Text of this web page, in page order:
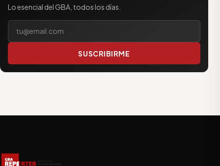
Lo esencial del GBA, todos los días.
Tu correo electrónico
SUSCRIBIRME